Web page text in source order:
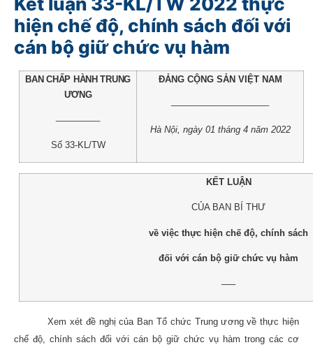
hiện chế độ, chính sách đối với
cán bộ giữ chức vụ hàm
BAN CHẤP HÀNH TRUNG
ƯƠNG
Số 33-KL/TW
ĐẢNG CỘNG SẢN VIỆT NAM
Hà Nội, ngày 01 tháng 4 năm 2022
KẾT LUẬN
CỦA BAN BÍ THƯ
về việc thực hiện chế độ, chính sách
đối với cán bộ giữ chức vụ hàm
—–
Xem xét đề nghị của Ban Tổ chức Trung ương về thực hiện
chế độ, chính sách đối với cán bộ giữ chức vụ hàm trong các cơ